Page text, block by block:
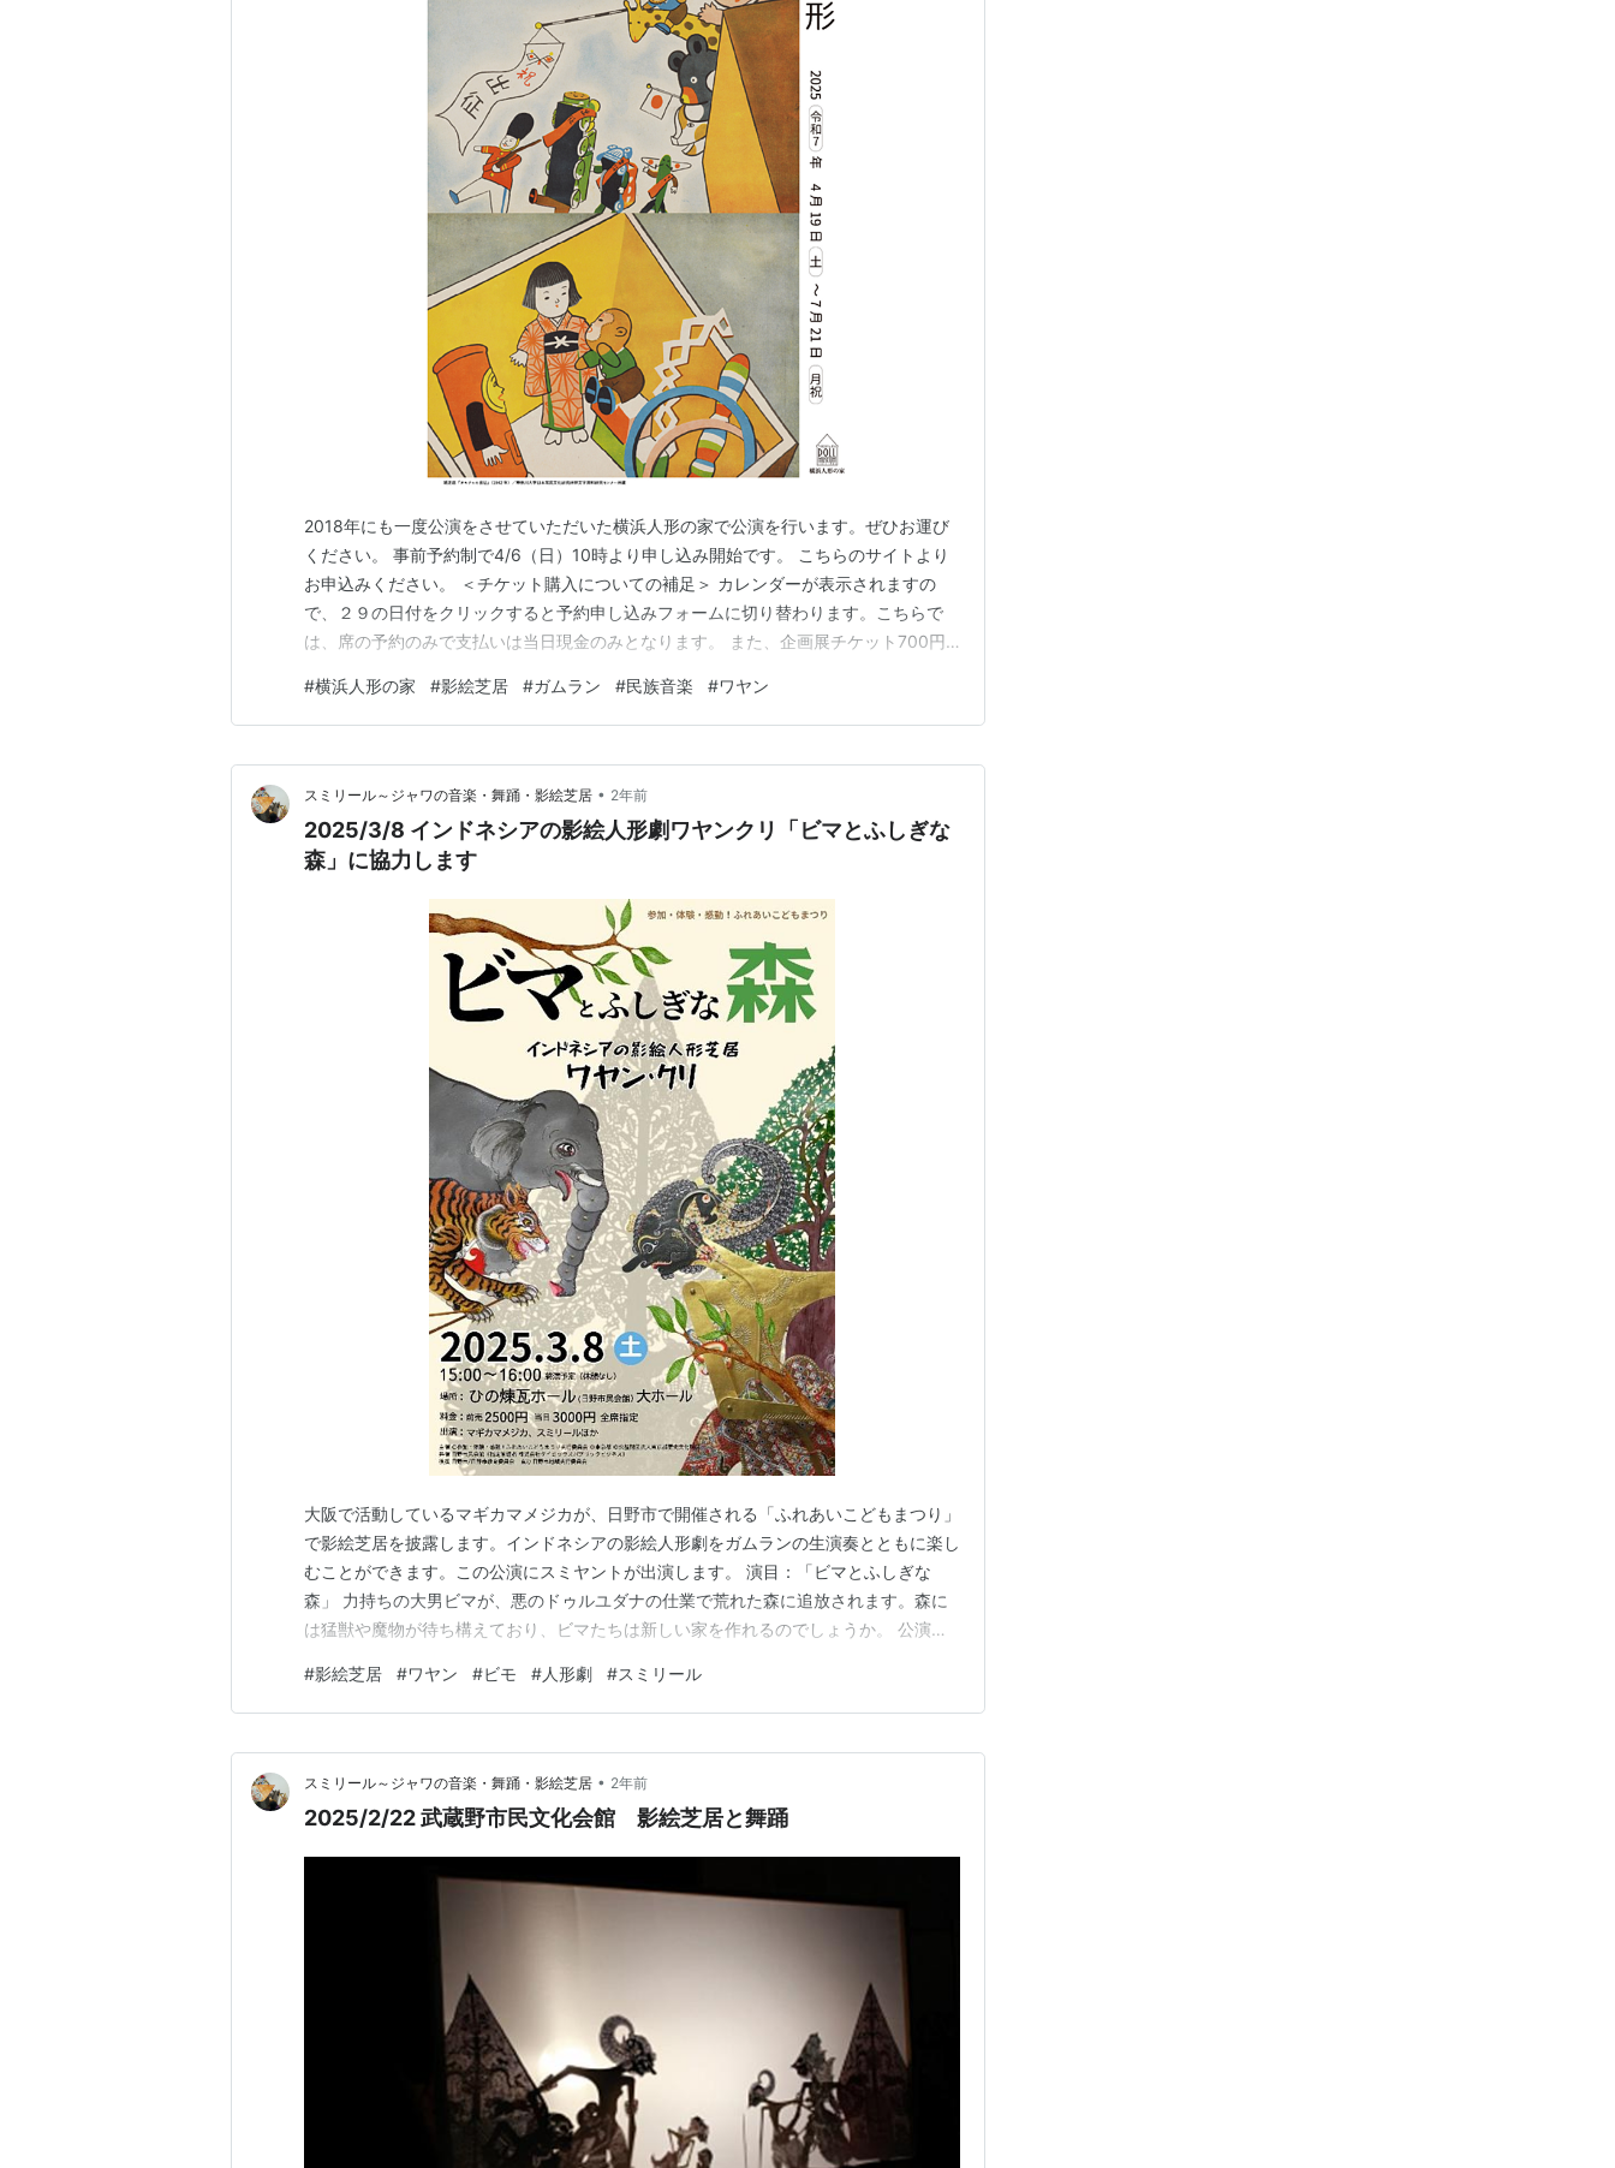
2018年にも一度公演をさせていただいた横浜人形の家で公演を行います。ぜひお運び
ください。 事前予約制で4/6（日）10時より申し込み開始です。 こちらのサイトより
お申込みください。 ＜チケット購入についての補足＞ カレンダーが表示されますの
で、２９の日付をクリックすると予約申し込みフォームに切り替わります。こちらで
は、席の予約のみで支払いは当日現金のみとなります。 また、企画展チケット700円
画展チケットを購入、イベント受付開始（４階までの通路を開放）後、劇場ホワイエで
受付・お支払い） また、もしネット予約が難し…
#横浜人形の家 #影絵芝居 #ガムラン #民族音楽 #ワヤン
スミリール～ジャワの音楽・舞踊・影絵芝居 • 2年前
2025/3/8 インドネシアの影絵人形劇ワヤンクリ「ビマとふしぎな
森」に協力します
大阪で活動しているマギカマメジカが、日野市で開催される「ふれあいこどもまつり」
で影絵芝居を披露します。インドネシアの影絵人形劇をガムランの生演奏とともに楽し
むことができます。この公演にスミヤントが出演します。 演目：「ビマとふしぎな
森」 力持ちの大男ビマが、悪のドゥルユダナの仕業で荒れた森に追放されます。森に
は猛獣や魔物が待ち構えており、ビマたちは新しい家を作れるのでしょうか。 公演詳
大ホール（1F） アクセス：JR中央線「日野駅」から徒歩15分、またはバスで高幡不動
行き4分／京王線「高幡不動駅」から…
#影絵芝居 #ワヤン #ビモ #人形劇 #スミリール
スミリール～ジャワの音楽・舞踊・影絵芝居 • 2年前
2025/2/22 武蔵野市民文化会館 影絵芝居と舞踊